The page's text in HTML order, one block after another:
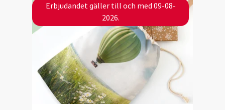
Erbjudandet gäller till och med 09-08-
2026.